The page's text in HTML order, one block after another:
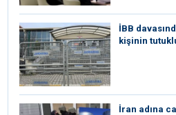
İBB
kişinin
İran adına